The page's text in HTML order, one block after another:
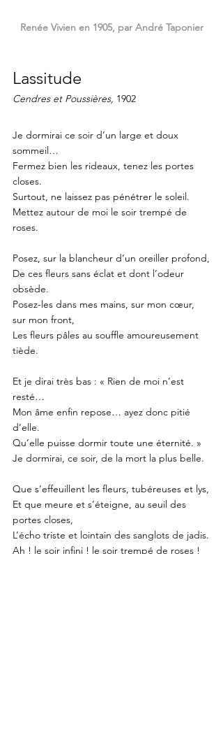
Renée Vivien en 1905, par André Taponier
Lassitude
Cendres et Poussières, 1902
Je dormirai ce soir d’un large et doux
sommeil…
Fermez bien les rideaux, tenez les portes
closes.
Surtout, ne laissez pas pénétrer le soleil.
Mettez autour de moi le soir trempé de
roses.
Posez, sur la blancheur d’un oreiller profond,
De ces fleurs sans éclat et dont l’odeur
obsède.
Posez-les dans mes mains, sur mon cœur,
sur mon front,
Les fleurs pâles au souffle amoureusement
tiède.
Et je dirai très bas : « Rien de moi n’est
resté…
Mon âme enfin repose… ayez donc pitié
d’elle.
Qu’elle puisse dormir toute une éternité. »
Je dormirai, ce soir, de la mort la plus belle.
Que s’effeuillent les fleurs, tubéreuses et lys,
Et que meure et s’éteigne, au seuil des
portes closes,
L’écho triste et lointain des sanglots de jadis.
Ah ! le soir infini ! le soir trempé de roses !